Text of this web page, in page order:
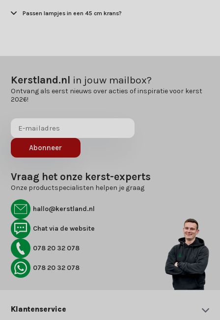
Passen lampjes in een 45 cm krans?
Kerstland.nl in jouw mailbox?
Ontvang als eerst nieuws over acties of inspiratie voor kerst
2026!
Abonneer
Vraag het onze kerst-experts
Onze productspecialisten helpen je graag
hallo@kerstland.nl
Chat via de website
078 20 32 078
078 20 32 078
Klantenservice